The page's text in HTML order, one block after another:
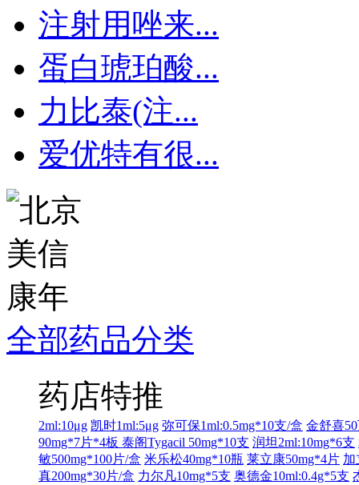
注射用唑来...
蛋白琥珀酸...
力比泰(注...
爱优特有很...
全部药品分类
药店特推
2ml:10μg 凯时1ml:5μg 弥可保1ml:0.5mg*10支/盒 金舒喜
90mg*7片*4板 泰阁Tygacil 50mg*10支 润坦2ml:10mg*6支
敏500mg*100片/盒 米乐松40mg*10瓶 莱立康50mg*4片 加
真200mg*30片/盒 力尔凡10mg*5支 奥德金10ml:0.4g*5支